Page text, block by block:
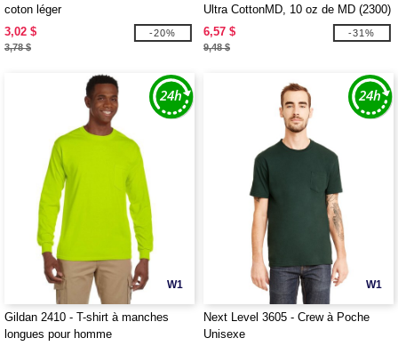
coton léger
3,02 $
3,78 $
-20%
Ultra CottonMD, 10 oz de MD (2300)
6,57 $
9,48 $
-31%
W1
Gildan 2410 - T-shirt à manches
longues pour homme
W1
Next Level 3605 - Crew à Poche
Unisexe